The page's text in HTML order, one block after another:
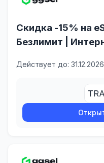
Скидка -15% на
Безлимит |
Действует до: 31.12.2026